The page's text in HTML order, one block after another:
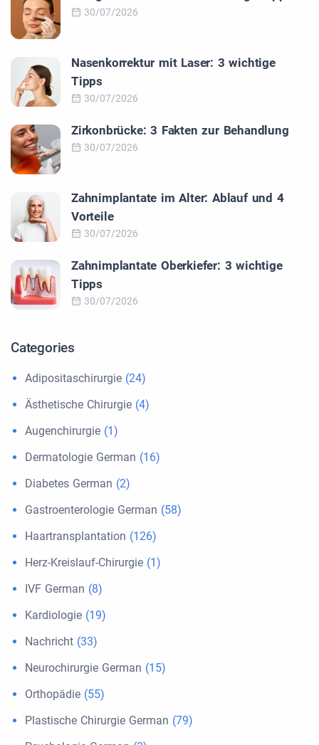
30/07/2026
Nasenkorrektur mit Laser: 3 wichtige
Tipps
30/07/2026
Zirkonbrücke: 3 Fakten zur Behandlung
30/07/2026
Zahnimplantate im Alter: Ablauf und 4
Vorteile
30/07/2026
Zahnimplantate Oberkiefer: 3 wichtige
Tipps
30/07/2026
Categories
Adipositaschirurgie (24)
Ästhetische Chirurgie (4)
Augenchirurgie (1)
Dermatologie German (16)
Diabetes German (2)
Gastroenterologie German (58)
Haartransplantation (126)
Herz-Kreislauf-Chirurgie (1)
IVF German (8)
Kardiologie (19)
Nachricht (33)
Neurochirurgie German (15)
Orthopädie (55)
Plastische Chirurgie German (79)